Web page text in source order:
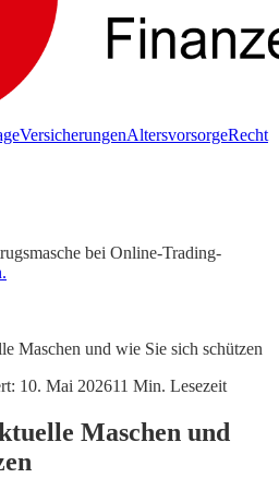
VersicherungenAltersvorsorgeRecht
bei Online-Trading-
Maschen und wie Sie sich schützen
10. Mai 202611 Min. Lesezeit
Maschen und